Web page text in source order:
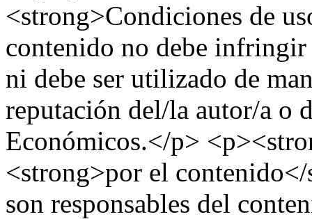
<strong>Condiciones de
contenido no debe infringir
ni debe ser utilizado de
reputación del/la autor/a o
Económicos.</p>
<strong>por el
son responsables del